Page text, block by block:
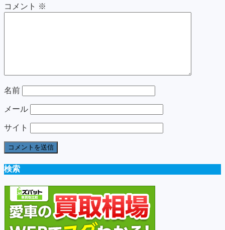
コメント ※
名前
メール
サイト
検索